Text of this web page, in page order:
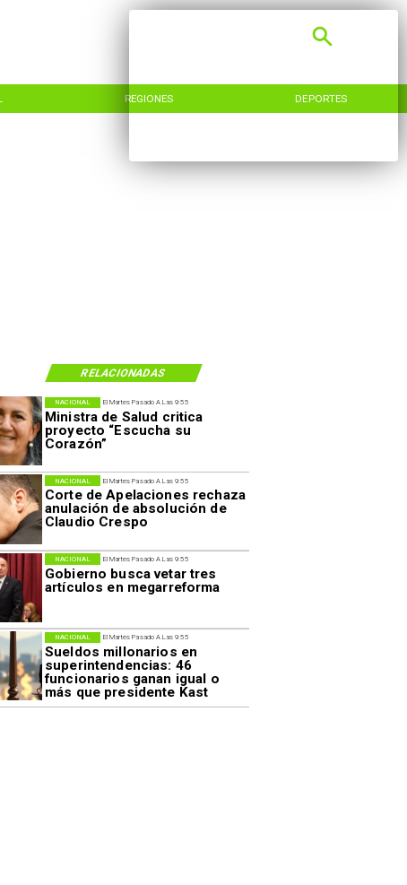
REGIONES DEPORTES
RELACIONADAS
El Martes Pasado A Las 9:55
Ministra de Salud critica
proyecto “Escucha su
Corazón”
NACIONAL
El Martes Pasado A Las 9:55
Corte de Apelaciones rechaza
anulación de absolución de
Claudio Crespo
NACIONAL
El Martes Pasado A Las 9:55
Gobierno busca vetar tres
artículos en megarreforma
NACIONAL
El Martes Pasado A Las 9:55
Sueldos millonarios en
superintendencias: 46
funcionarios ganan igual o
más que presidente Kast
NACIONAL